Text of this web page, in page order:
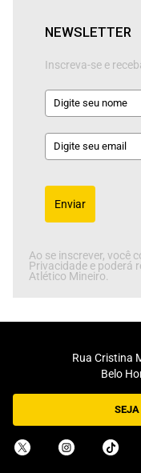
NEWSLETTER
Inscreva-se e
Enviar
Ao se inscrever, você
Privacidade e poderá
Atlético Mineiro.
Rua Cristina
Belo